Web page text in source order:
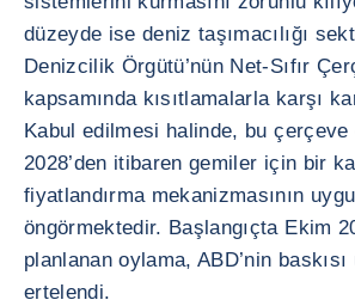
düzeyde ise deniz taşımacılığı
Denizcilik Örgütü’nün Net-Sıfır
kapsamında kısıtlamalarla karşı
Kabul edilmesi halinde, bu
2028’den itibaren gemiler için bir
fiyatlandırma mekanizmasının
öngörmektedir. Başlangıçta Ekim
planlanan oylama, ABD’nin
ertelendi.